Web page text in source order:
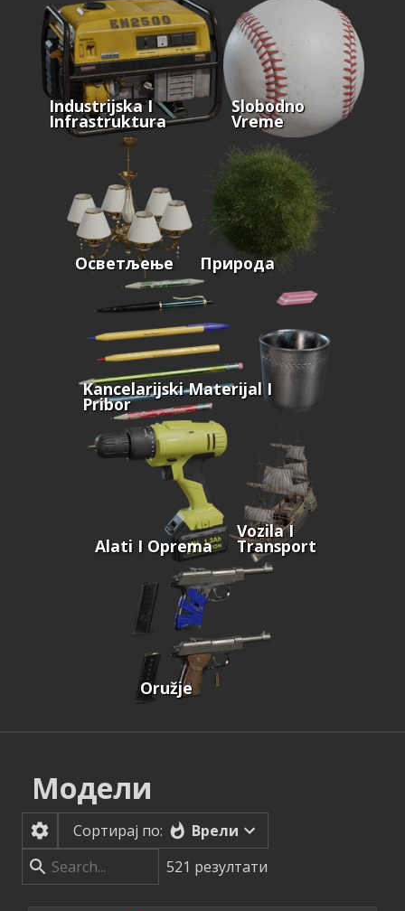
Industrijska I
Infrastruktura
Slobodno
Vreme
Осветљење Природа
Kancelarijski Materijal I
Pribor
Alati I Oprema
Vozila I
Transport
Oružje
Модели
Сортирај по:
Врели
521 резултати